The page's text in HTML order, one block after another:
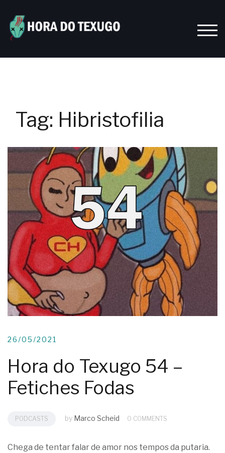
content
Tag: Hibristofilia
26/05/2021
Hora do Texugo 54 –
Fetiches Fodas
PODCASTS by Marco Scheid 0 COMMENTS
Chega de tentar falar de amor nos tempos da putaria.